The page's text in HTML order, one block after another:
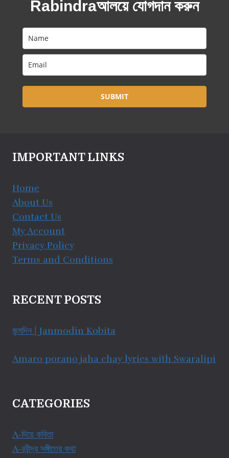
Rabindraআলয়ে যোগদান করুন
SUBMIT
IMPORTANT LINKS
Home
About Us
Contact Us
My Account
Privacy Policy
Terms and Conditions
RECENT POSTS
জন্মদিন | Janmodin Kobita
Amaro porano jaha chay lyrics with Swaralipi
CATEGORIES
A-দিয়ে কবিতা
A-রবীন্দ্র সঙ্গীতের কথা